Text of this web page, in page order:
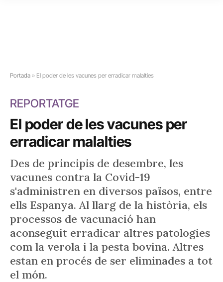
Portada » El poder de les vacunes per erradicar malalties
REPORTATGE
El poder de les vacunes per
erradicar malalties
Des de principis de desembre, les
vacunes contra la Covid-19
s'administren en diversos països, entre
ells Espanya. Al llarg de la història, els
processos de vacunació han
aconseguit erradicar altres patologies
com la verola i la pesta bovina. Altres
estan en procés de ser eliminades a tot
el món.